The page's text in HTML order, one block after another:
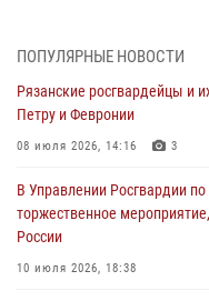
27 июля 2026, 15:26
Офицер вневедомственной
рассказал о службе во
23 июля 2026, 09:02
В Рязани почтили память
служебного долга
ПОПУЛЯРНЫЕ НОВОСТИ
Рязанские росгвардейцы и
Петру и Февронии
08 июля 2026, 14:16 3
В Управлении Росгвардии
торжественное
России
10 июля 2026, 18:38